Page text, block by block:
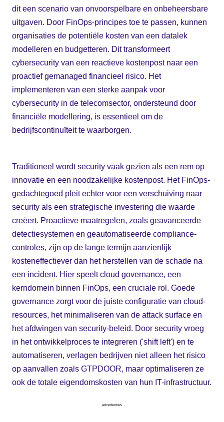
dit een scenario van onvoorspelbare en onbeheersbare
uitgaven. Door FinOps-principes toe te passen, kunnen
organisaties de potentiële kosten van een datalek
modelleren en budgetteren. Dit transformeert
cybersecurity van een reactieve kostenpost naar een
proactief gemanaged financieel risico. Het
implementeren van een sterke aanpak voor
cybersecurity in de telecomsector, ondersteund door
financiële modellering, is essentieel om de
bedrijfscontinuïteit te waarborgen.
Traditioneel wordt security vaak gezien als een rem op
innovatie en een noodzakelijke kostenpost. Het FinOps-
gedachtegoed pleit echter voor een verschuiving naar
security als een strategische investering die waarde
creëert. Proactieve maatregelen, zoals geavanceerde
detectiesystemen en geautomatiseerde compliance-
controles, zijn op de lange termijn aanzienlijk
kosteneffectiever dan het herstellen van de schade na
een incident. Hier speelt cloud governance, een
kerndomein binnen FinOps, een cruciale rol. Goede
governance zorgt voor de juiste configuratie van cloud-
resources, het minimaliseren van de attack surface en
het afdwingen van security-beleid. Door security vroeg
in het ontwikkelproces te integreren ('shift left') en te
automatiseren, verlagen bedrijven niet alleen het risico
op aanvallen zoals GTPDOOR, maar optimaliseren ze
ook de totale eigendomskosten van hun IT-infrastructuur.
advertenties